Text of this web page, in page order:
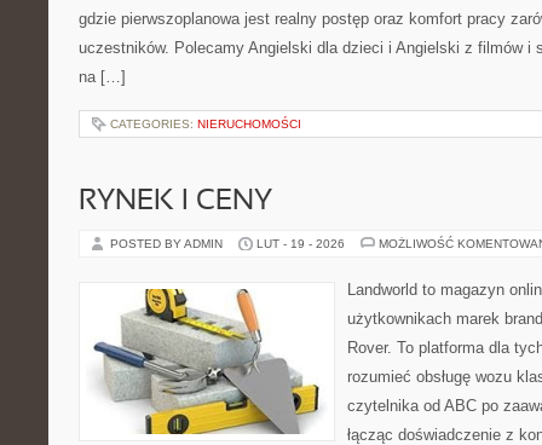
gdzie pierwszoplanowa jest realny postęp oraz komfort pracy
uczestników. Polecamy Angielski dla dzieci i Angielski z filmów i
na […]
CATEGORIES: NIERUCHOMOŚCI
RYNEK I CENY
POSTED BY ADMIN LUT - 19 - 2026 MOŻLIWOŚĆ
Landworld to magazyn
użytkownikach marek
Rover. To platforma dla
rozumieć obsługę wozu
czytelnika od ABC po
łącząc doświadczenie z